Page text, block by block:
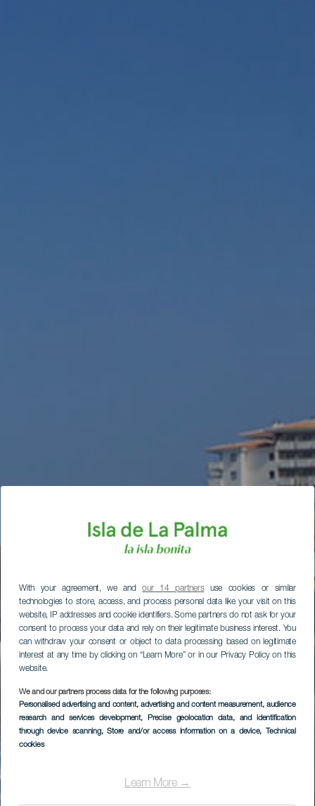
With your agreement, we andour 14 partnersuse cookies or similar
technologies to store, access, and process personal data like your visit on this
website, IP addresses and cookie identifiers. Some partners do not ask for your
consent to process your data and rely on their legitimate business interest. You
can withdraw your consent or object to data processing based on legitimate
interest at any time by clicking on “Learn More” or in our Privacy Policy on this
website.
We and our partners process data for the following purposes:
Personalised advertising and content, advertising and content measurement, audience
research and services development, Precise geolocation data, and identification
through device scanning, Store and/or access information on a device, Technical
cookies
Learn More →